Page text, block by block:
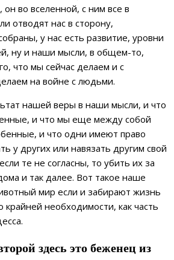
он во вселенной, с ним все в
отводят нас в сторону,
у нас есть развитие, уровни
ну и наши мысли, в общем-то,
что мы сейчас делаем и с
на войне с людьми.
нашей веры в наши мысли, и что
и что мы еще между собой
и что одни имеют право
у других или навязать другим свой
те не согласны, то убить их за
и так далее. Вот такое наше
мир если и забирают жизнь
крайней необходимости, как часть
здесь это беженец из